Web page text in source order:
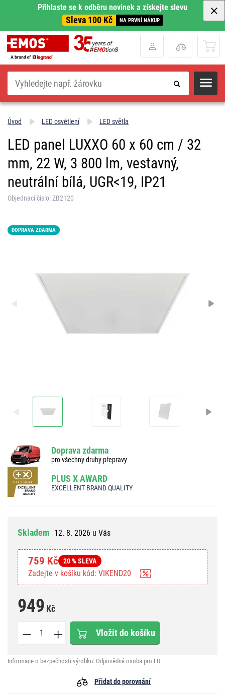
Přihlaste se k odběru novinek a získejte slevu
Sleva 100 Kč NA PRVNÍ NÁKUP
Hledat
Úvod LED osvětlení LED světla
LED panel LUXXO 60 x 60 cm / 32
mm, 22 W, 3 800 lm, vestavný,
neutrální bílá, UGR<19, IP21
Objednací číslo: ZB2120
DOPRAVA ZDARMA
Doprava zdarma
pro všechny druhy přepravy
PLUS X AWARD
EXCELLENT BRAND QUALITY
Skladem 12. 8. 2026 u Vás
759 Kč 20 % SLEVA
Zadejte v košíku kód: VIKEND20
949 Kč
Vložit do košíku
Informace o bezpečnosti výrobku: Odpovědná osoba pro EU
Přidat do porovnání